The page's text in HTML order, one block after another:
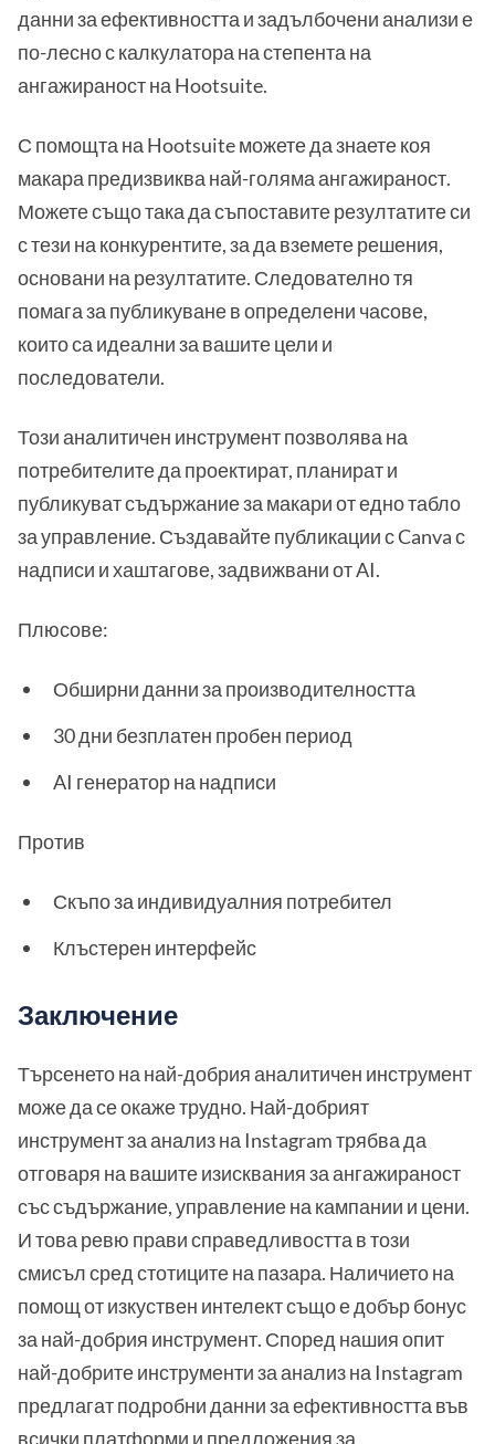
данни за ефективността и задълбочени анализи е
по-лесно с калкулатора на степента на
ангажираност на Hootsuite.
С помощта на Hootsuite можете да знаете коя
макара предизвиква най-голяма ангажираност.
Можете също така да съпоставите резултатите си
с тези на конкурентите, за да вземете решения,
основани на резултатите. Следователно тя
помага за публикуване в определени часове,
които са идеални за вашите цели и
последователи.
Този аналитичен инструмент позволява на
потребителите да проектират, планират и
публикуват съдържание за макари от едно табло
за управление. Създавайте публикации с Canva с
надписи и хаштагове, задвижвани от AI.
Плюсове:
Обширни данни за производителността
30 дни безплатен пробен период
AI генератор на надписи
Против
Скъпо за индивидуалния потребител
Клъстерен интерфейс
Заключение
Търсенето на най-добрия аналитичен инструмент
може да се окаже трудно. Най-добрият
инструмент за анализ на Instagram трябва да
отговаря на вашите изисквания за ангажираност
със съдържание, управление на кампании и цени.
И това ревю прави справедливостта в този
смисъл сред стотиците на пазара. Наличието на
помощ от изкуствен интелект също е добър бонус
за най-добрия инструмент. Според нашия опит
най-добрите инструменти за анализ на Instagram
предлагат подробни данни за ефективността във
всички платформи и предложения за